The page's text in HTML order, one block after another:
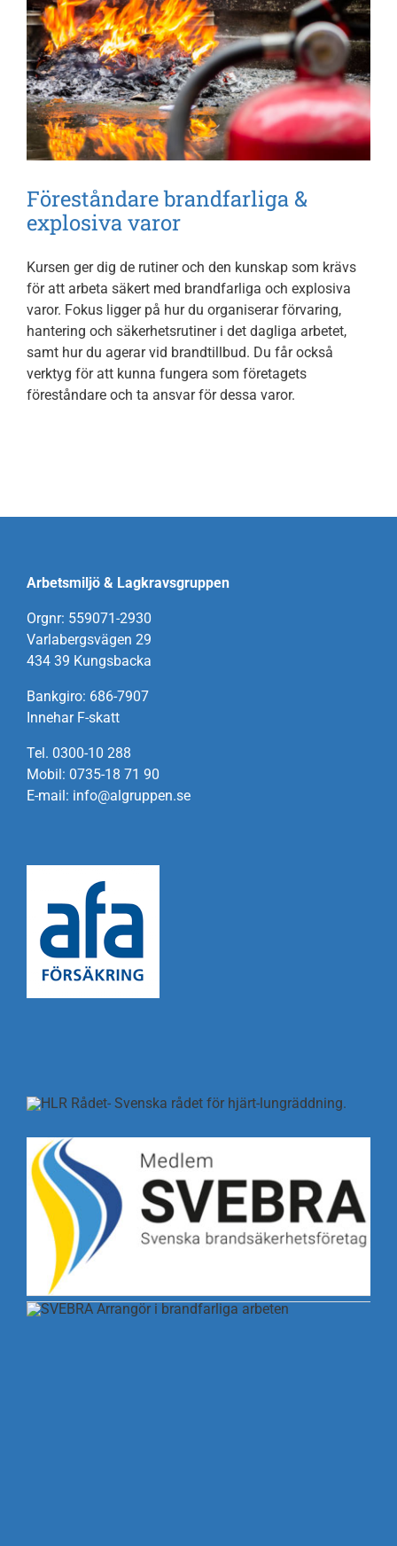
Föreståndare brandfarliga &
explosiva varor
Kursen ger dig de rutiner och den kunskap som krävs
för att arbeta säkert med brandfarliga och explosiva
varor. Fokus ligger på hur du organiserar förvaring,
hantering och säkerhetsrutiner i det dagliga arbetet,
samt hur du agerar vid brandtillbud. Du får också
verktyg för att kunna fungera som företagets
föreståndare och ta ansvar för dessa varor.
Arbetsmiljö & Lagkravsgruppen
Orgnr: 559071-2930
Varlabergsvägen 29
434 39 Kungsbacka
Bankgiro: 686-7907
Innehar F-skatt
Tel. 0300-10 288
Mobil: 0735-18 71 90
E-mail: info@algruppen.se